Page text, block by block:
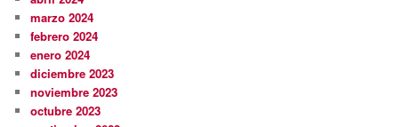
marzo 2024
febrero 2024
enero 2024
diciembre 2023
noviembre 2023
octubre 2023